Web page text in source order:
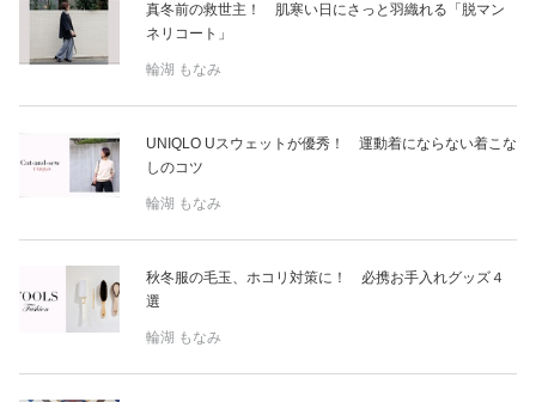
真冬前の救世主！ 肌寒い日にさっと羽織れる「脱マン
ネリコート」
輪湖 もなみ
UNIQLO Uスウェットが優秀！ 運動着にならない着こな
しのコツ
輪湖 もなみ
秋冬服の毛玉、ホコリ対策に！ 必携お手入れグッズ４
選
輪湖 もなみ